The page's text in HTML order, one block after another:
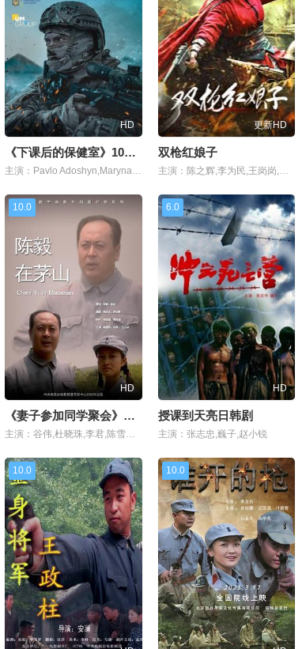
HD
《下课后的保健室》1080P
主演：Pavlo Adoshyn,Maryna Koshkina,Andrey Mostrenko
更新HD
双枪红娘子
主演：陈之辉,李为民,王岗岗,谢宁,王程,王品一,文祈,刘姝彤,魏兆雄,邱晨阳
10.0
HD
《妻子参加同学聚会》无删减版
主演：谷伟,杜晓珠,李君,陈雪菲,王昕婷,王志华,王志
6.0
HD
授课到天亮日韩剧
主演：张志忠,巍子,赵小锐
10.0 10.0